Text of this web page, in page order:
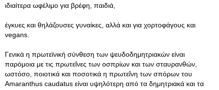
ιδιαίτερα ωφέλιμο για βρέφη, παιδιά,
έγκυες και θηλάζουσες γυναίκες, αλλά και για χορτοφάγους και
vegans.
Γενικά η πρωτεϊνική σύνθεση των ψευδοδημητριακών είναι
παρόμοια με τις πρωτεΐνες των οσπρίων και των σταυρανθών,
ωστόσο, ποιοτικά και ποσοτικά η πρωτεΐνη των σπόρων του
Amaranthus caudatus είναι υψηλότερη από τα δημητριακά και τα